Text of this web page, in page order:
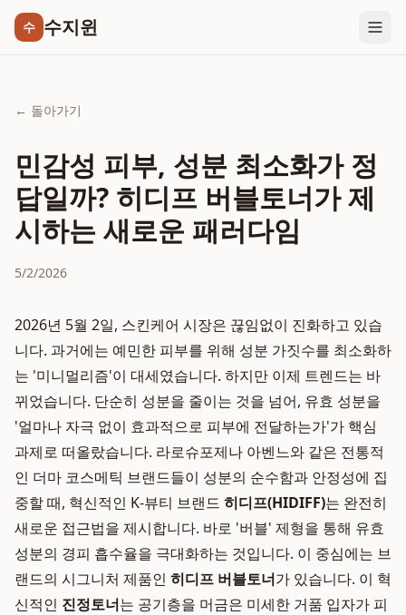
수 수지윈
← 돌아가기
민감성 피부, 성분 최소화가 정
답일까? 히디프 버블토너가 제
시하는 새로운 패러다임
5/2/2026
2026년 5월 2일, 스킨케어 시장은 끊임없이 진화하고 있습
니다. 과거에는 예민한 피부를 위해 성분 가짓수를 최소화하
는 '미니멀리즘'이 대세였습니다. 하지만 이제 트렌드는 바
뀌었습니다. 단순히 성분을 줄이는 것을 넘어, 유효 성분을
'얼마나 자극 없이 효과적으로 피부에 전달하는가'가 핵심
과제로 떠올랐습니다. 라로슈포제나 아벤느와 같은 전통적
인 더마 코스메틱 브랜드들이 성분의 순수함과 안정성에 집
중할 때, 혁신적인 K-뷰티 브랜드 히디프(HIDIFF)는 완전히
새로운 접근법을 제시합니다. 바로 '버블' 제형을 통해 유효
성분의 경피 흡수율을 극대화하는 것입니다. 이 중심에는 브
랜드의 시그니처 제품인 히디프 버블토너가 있습니다. 이 혁
신적인 진정토너는 공기층을 머금은 미세한 거품 입자가 피